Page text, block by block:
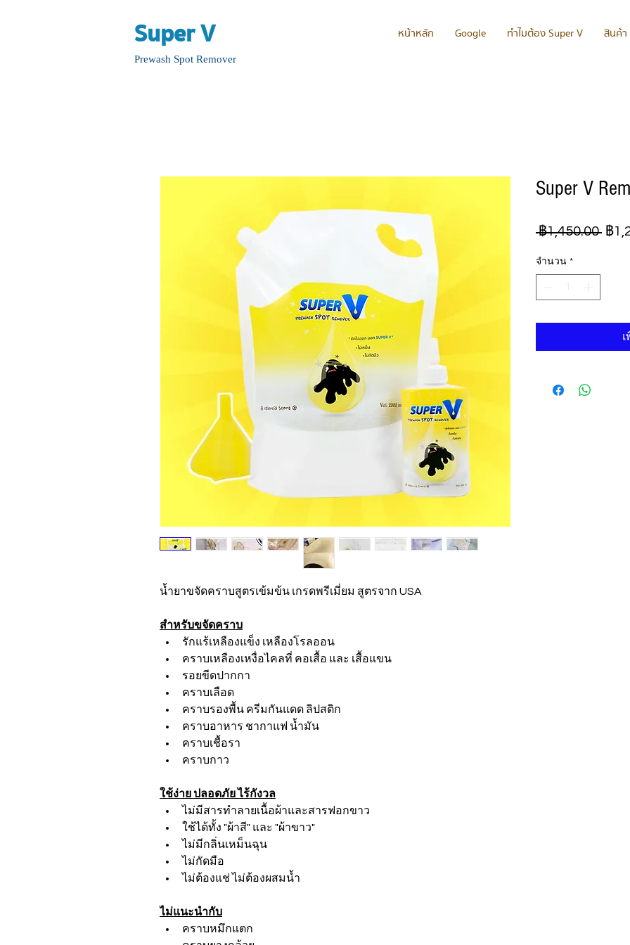
Super V
Prewash Spot Remover
หน้าหลัก Google ทำไมต้อง Super V สินค้า
น้ำยาขจัดคราบสูตรเข้มข้น เกรดพรีเมี่ยม สูตรจาก USA
สำหรับขจัดคราบ
รักแร้เหลืองแข็ง เหลืองโรลออน
คราบเหลืองเหงื่อไคลที่ คอเสื้อ และ เสื้อแขน
รอยขีดปากกา
คราบเลือด
คราบรองพื้น ครีมกันแดด ลิปสติก
คราบอาหาร ชากาแฟ น้ำมัน
คราบเชื้อรา
คราบกาว
ใช้ง่าย ปลอดภัย ไร้กังวล
ไม่มีสารทำลายเนื้อผ้าและสารฟอกขาว
ใช้ได้ทั้ง "ผ้าสี" และ "ผ้าขาว"
ไม่มีกลิ่นเหม็นฉุน
ไม่กัดมือ
ไม่ต้องแช่ ไม่ต้องผสมน้ำ
ไม่แนะนำกับ
คราบหมึกแตก
Super V
฿1,450.00 ราค
฿
จำนวน *